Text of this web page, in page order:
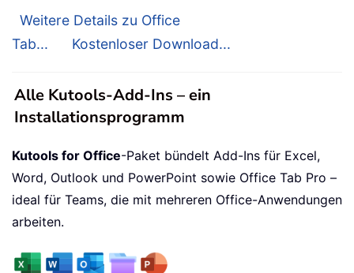
Weitere Details zu Office
Tab...
Kostenloser Download...
Alle Kutools-Add-Ins – ein
Installationsprogramm
Kutools for Office-Paket bündelt Add-Ins für Excel,
Word, Outlook und PowerPoint sowie Office Tab Pro –
ideal für Teams, die mit mehreren Office-Anwendungen
arbeiten.